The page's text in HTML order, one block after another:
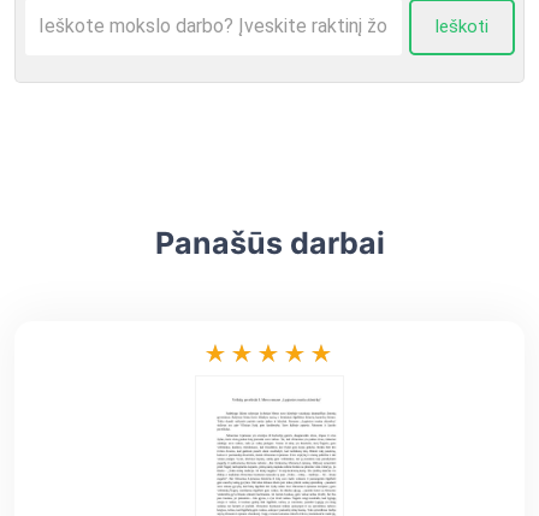
Ieškoti
Panašūs darbai